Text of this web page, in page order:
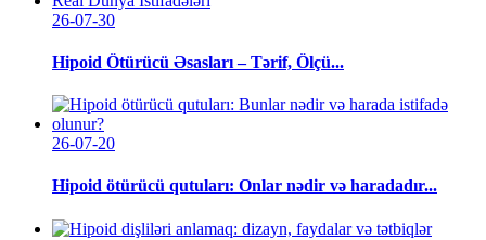
26-07-30
Hipoid Ötürücü Əsasları – Tərif, Ölçü...
26-07-20
Hipoid ötürücü qutuları: Onlar nədir və haradadır...